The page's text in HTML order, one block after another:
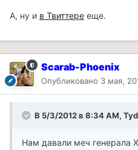
А, ну и в Твиттере еще.
Scarab-Phoenix
Опубликовано 3 мая,
В 5/3/2012 в 8:34 AM,
Нам давали меч генерала